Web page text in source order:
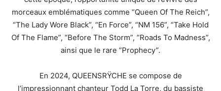
morceaux emblématiques comme “Queen Of The Reich”,
“The Lady Wore Black”, “En Force”, “NM 156”, “Take Hold
Of The Flame”, “Before The Storm”, “Roads To Madness”,
ainsi que le rare “Prophecy”.
En 2024, QUEENSRŸCHE se compose de
l’impressionnant chanteur Todd La Torre, du bassiste